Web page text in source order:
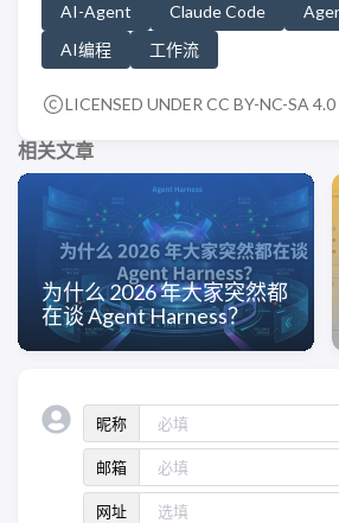
AI-Agent Claude Code
AI编程
工作流
LICENSED UNDER CC BY-NC-SA 4.0
相关文章
为什么 2026 年大家突然都
在谈 Agent Harness？
昵称
邮箱
网址